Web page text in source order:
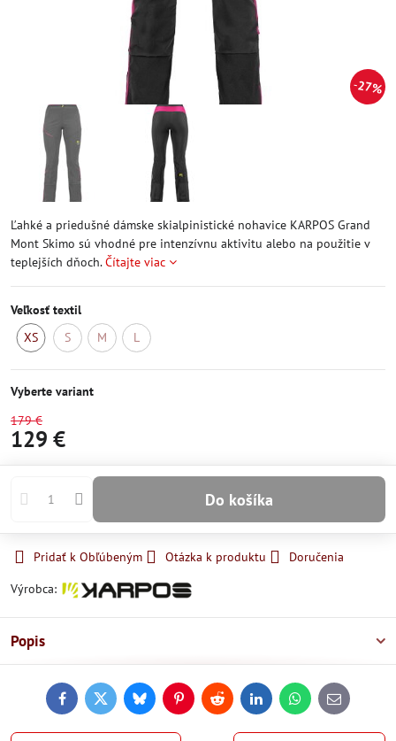
27%
Ľahké a priedušné dámske skialpinistické nohavice KARPOS Grand
Mont Skimo sú vhodné pre intenzívnu aktivitu alebo na použitie v
teplejších dňoch.Čítajte viac
Veľkosť textil
XS
S
M
L
Vyberte variant
179 €
129 €
Do košíka
Pridať k Obľúbeným Otázka k produktu
Doručenia
Výrobca:
Popis
FacebookTwitterBlueskyPinterestReddit LinkedInWhatsApp
E-
mail